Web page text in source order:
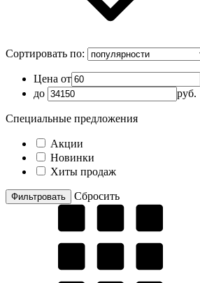
Сортировать по:
Цена от
до
руб.
Специальные предложения
Акции
Новинки
Хиты продаж
Cбросить